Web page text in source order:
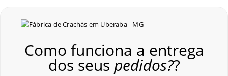
Crachás para Eventos
Como funciona a entrega
dos seus pedidos??